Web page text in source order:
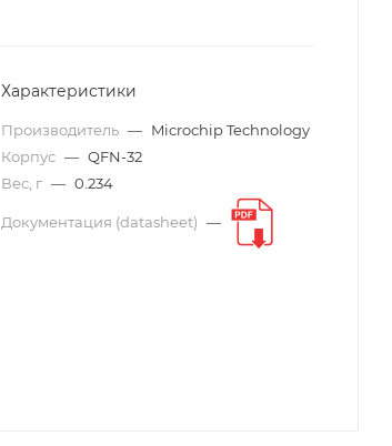
Характеристики
Производитель — Microchip Technology
Корпус — QFN-32
Вес, г — 0.234
Документация (datasheet) —